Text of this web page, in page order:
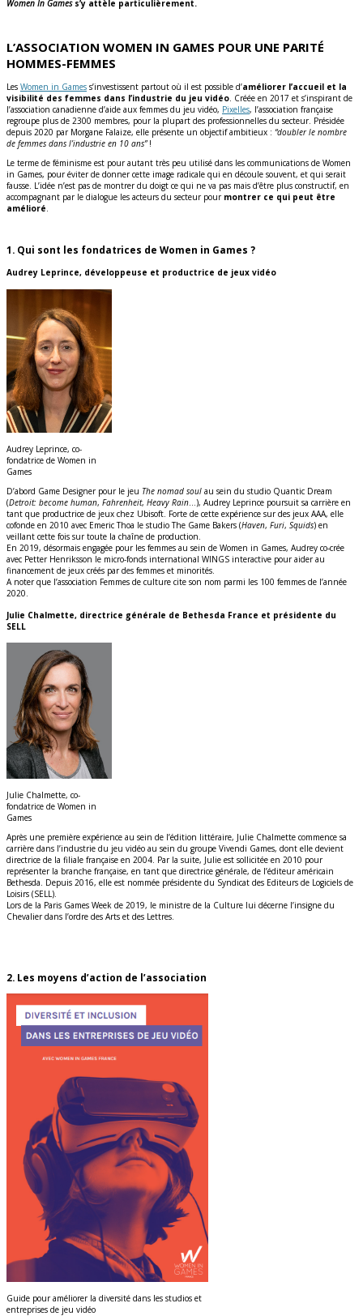
Women In Gamess’y attèle particulièrement.
L’ASSOCIATION WOMEN IN GAMES POUR UNE PARITÉ
HOMMES-FEMMES
Les Women in Games s’investissent partout où il est possible d’améliorer l’accueil et la
visibilité des femmes dans l’industrie du jeu vidéo. Créée en 2017 et s’inspirant de
l’association canadienne d’aide aux femmes du jeu vidéo, Pixelles, l’association française
regroupe plus de 2300 membres, pour la plupart des professionnelles du secteur. Présidée
depuis 2020 par Morgane Falaize, elle présente un objectif ambitieux : “doubler le nombre
de femmes dans l’industrie en 10 ans”!
Le terme de féminisme est pour autant très peu utilisé dans les communications de Women
in Games, pour éviter de donner cette image radicale qui en découle souvent, et qui serait
fausse. L’idée n’est pas de montrer du doigt ce qui ne va pas mais d’être plus constructif, en
accompagnant par le dialogue les acteurs du secteur pour montrer ce qui peut être
amélioré.
1. Qui sont les fondatrices de Women in Games ?
Audrey Leprince, développeuse et productrice de jeux vidéo
Audrey Leprince, co-
fondatrice de Women in
Games
D’abord Game Designer pour le jeu The nomad soul au sein du studio Quantic Dream
(Detroit: become human, Fahrenheit, Heavy Rain …), Audrey Leprince poursuit sa carrière en
tant que productrice de jeux chez Ubisoft. Forte de cette expérience sur des jeux AAA, elle
cofonde en 2010 avec Emeric Thoa le studio The Game Bakers (Haven, Furi, Squids) en
veillant cette fois sur toute la chaîne de production.
En 2019, désormais engagée pour les femmes au sein de Women in Games, Audrey co-crée
avec Petter Henriksson le micro-fonds international WINGS interactive pour aider au
financement de jeux créés par des femmes et minorités.
A noter que l’association Femmes de culture cite son nom parmi les 100 femmes de l’année
2020.
Julie Chalmette, directrice générale de Bethesda France et présidente du
SELL
Julie Chalmette, co-
fondatrice de Women in
Games
Après une première expérience au sein de l’édition littéraire, Julie Chalmette commence sa
carrière dans l’industrie du jeu vidéo au sein du groupe Vivendi Games, dont elle devient
directrice de la filiale française en 2004. Par la suite, Julie est sollicitée en 2010 pour
représenter la branche française, en tant que directrice générale, de l’éditeur américain
Bethesda. Depuis 2016, elle est nommée présidente du Syndicat des Editeurs de Logiciels de
Loisirs (SELL).
Lors de la Paris Games Week de 2019, le ministre de la Culture lui décerne l’insigne du
Chevalier dans l’ordre des Arts et des Lettres.
2. Les moyens d’action de l’association
Guide pour améliorer la diversité dans les studios et
entreprises de jeu vidéo